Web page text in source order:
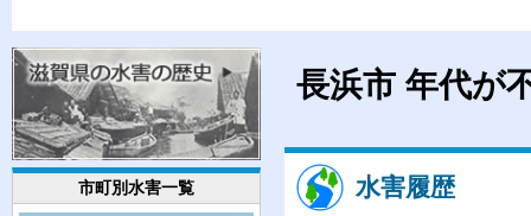
市町別水害一覧
長浜市 年代が
水害履歴